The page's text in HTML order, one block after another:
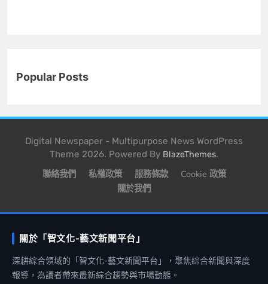
Popular Posts
Digital Newspaper - Multipurpose News WordPress
Theme 2026. Powered By BlazeThemes.
聯絡我們 私權政策 服務條款
Cookie 政策
關於我們
關於「智文化-藝文新聞平台」
深耕綜合領域的「智文化-藝文新聞平台」，聚焦綜合新聞與深度
報導，為讀者帶來最新綜合趨勢與市場動態。